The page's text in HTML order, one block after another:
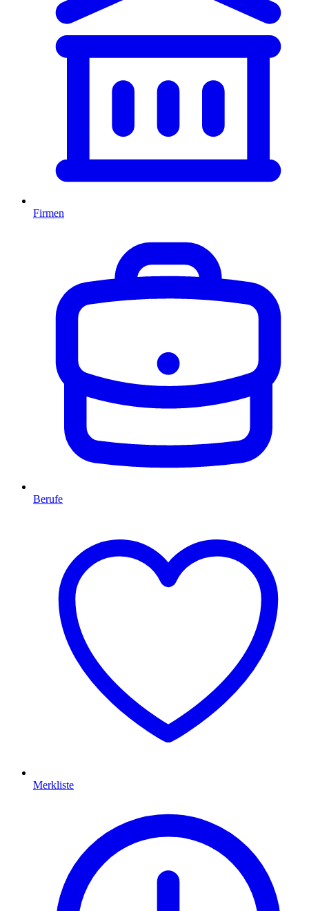
Firmen
Berufe
Merkliste